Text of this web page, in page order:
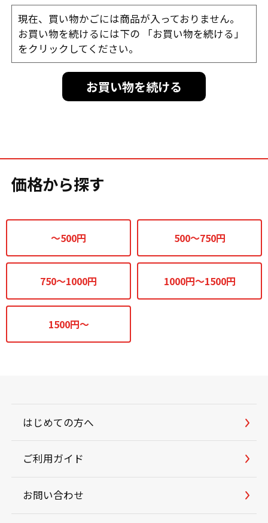
現在、買い物かごには商品が入っておりません。
お買い物を続けるには下の 「お買い物を続ける」
をクリックしてください。
お買い物を続ける
価格から探す
～500円 500～750円
750～1000円 1000円～1500円
1500円～
はじめての方へ
ご利用ガイド
お問い合わせ